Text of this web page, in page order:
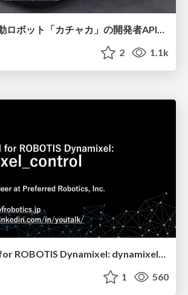
2 1.1k
ros2_control for ROBOTIS Dynamixel: dynamixel_control
1 560